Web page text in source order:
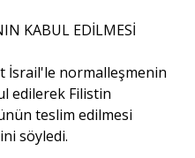
KABUL EDİLMESİ
İsrail'le normalleşmenin
edilerek Filistin
teslim edilmesi
söyledi.